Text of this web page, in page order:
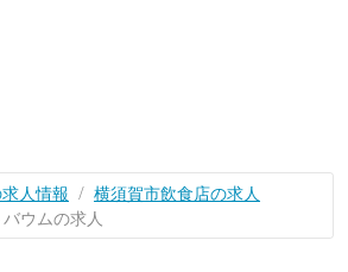
人情報
横須賀市飲食店の求人
ウムの求人